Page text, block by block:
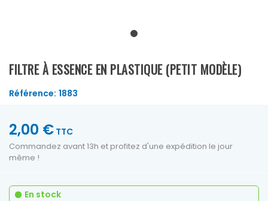
FILTRE À ESSENCE EN PLASTIQUE (PETIT MODÈLE)
Référence: 1883
2,00 € TTC
Commandez avant 13h et profitez d'une expédition le jour
même !
En stock